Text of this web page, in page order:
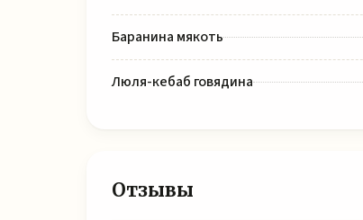
Баранина мякоть
Люля-кебаб говядина
Отзывы